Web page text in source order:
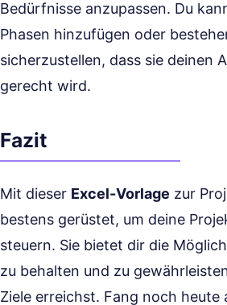
Bedürfnisse anzupassen. Du
Phasen hinzufügen oder
sicherzustellen, dass sie deinen
gerecht wird.
Fazit
Mit dieser Excel-Vorlage zur
bestens gerüstet, um deine
steuern. Sie bietet dir die
zu behalten und zu
Ziele erreichst. Fang noch heute